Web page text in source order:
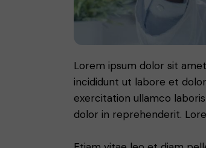
Lorem ipsum dolor sit
incididunt ut labore et
exercitation ullamco
dolor in reprehenderit.